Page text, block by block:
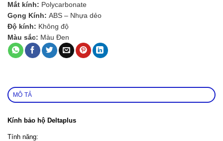
Mắt kính: Polycarbonate
Gọng Kính: ABS – Nhựa dẻo
Độ kính: Không độ
Màu sắc: Màu Đen
MÔ TẢ
Kính bảo hộ Deltaplus
Tính năng: